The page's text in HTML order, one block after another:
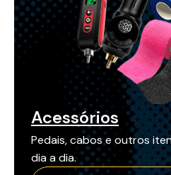
Acessórios
Pedais, cabos e outros
dia a dia.